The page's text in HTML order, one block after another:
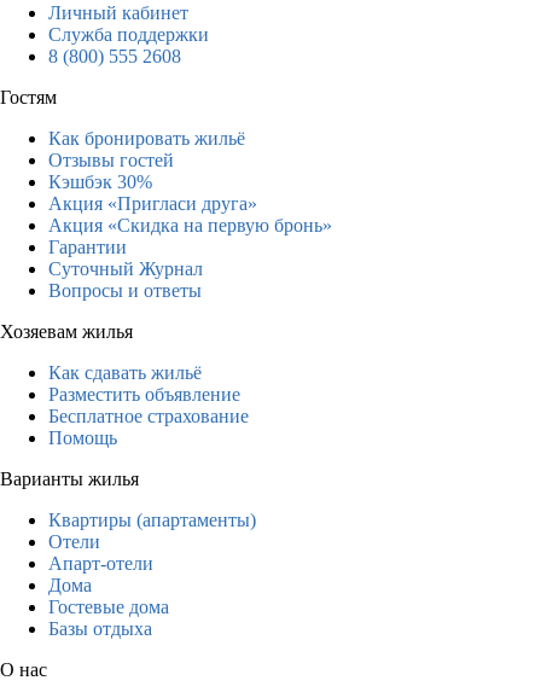
Личный кабинет
Служба поддержки
8 (800) 555 2608
Гостям
Как бронировать жильё
Отзывы гостей
Кэшбэк 30%
Акция «Пригласи друга»
Акция «Скидка на первую бронь»
Гарантии
Суточный Журнал
Вопросы и ответы
Хозяевам жилья
Как сдавать жильё
Разместить объявление
Бесплатное страхование
Помощь
Варианты жилья
Квартиры (апартаменты)
Отели
Апарт-отели
Дома
Гостевые дома
Базы отдыха
О нас